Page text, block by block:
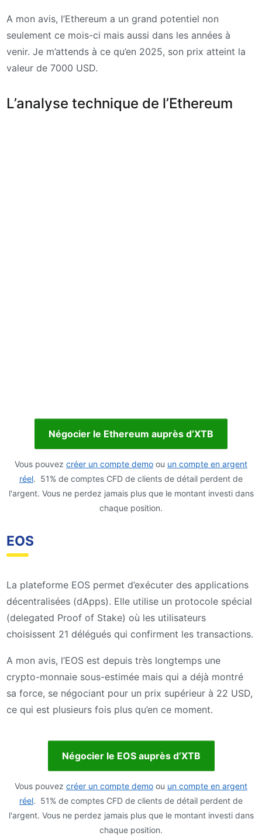
A mon avis, l’Ethereum a un grand potentiel non
seulement ce mois-ci mais aussi dans les années à
venir. Je m’attends à ce qu’en 2025, son prix atteint la
valeur de 7000 USD.
L’analyse technique de l’Ethereum
Négocier le Ethereum auprès d’XTB
Vous pouvez créer un compte demo ou un compte en argent
réel. 51% de comptes CFD de clients de détail perdent de
l'argent. Vous ne perdez jamais plus que le montant investi dans
chaque position.
EOS
La plateforme EOS permet d’exécuter des applications
décentralisées (dApps). Elle utilise un protocole spécial
(delegated Proof of Stake) où les utilisateurs
choisissent 21 délégués qui confirment les transactions.
A mon avis, l’EOS est depuis très longtemps une
crypto-monnaie sous-estimée mais qui a déjà montré
sa force, se négociant pour un prix supérieur à 22 USD,
ce qui est plusieurs fois plus qu’en ce moment.
Négocier le EOS auprès d’XTB
Vous pouvez créer un compte demo ou un compte en argent
réel. 51% de comptes CFD de clients de détail perdent de
l'argent. Vous ne perdez jamais plus que le montant investi dans
chaque position.